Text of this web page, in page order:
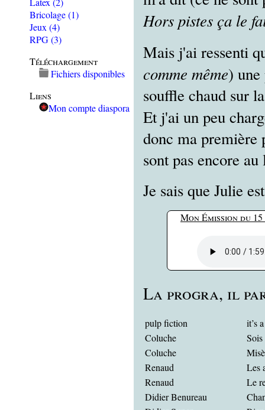
Bricolage(1)
Jeux (4)
RPG(3)
Téléchargement
Fichiers disponibles
Liens
Mon compte diaspora
Hors pistes ça le
Mais j'ai ressenti
comme même)
souffle chaud sur
Et j'ai un peu
donc ma première
sont pas encore
Je sais que Julie
Mon Émission du
La progra, il
pulp fiction
it’s
Coluche
Coluche
Renaud
Les
Renaud
Le
Didier Benureau